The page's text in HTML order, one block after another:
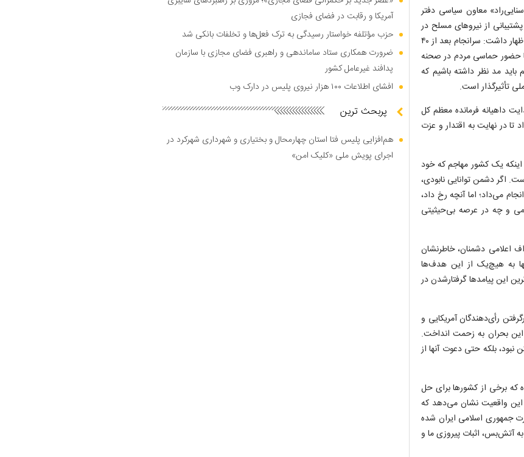
معاون سیاسی دفتر
از نیرو‌های مسلح در
۴۰ روز مقاومت و تاب‌آوری ملی مقابل دشمن آمریکایی صهیونی پرداخت و اظهار داشت: سرانجام بعد از ۴۰
تا حضور حماسی مردم در صحنه
مد نظر داشته باشیم که
تأثیرگذار است.
داهیانه فرمانده معظم کل
تا در نهایت به اقتدار و عزت
یک کشور مهاجم که خود
اگر دشمن توانایی نابودی،
می‌داد؛ اما آنچه رخ داد،
و چه در عرصه بی‌حیثیتی
اعلامی دشمنان، خاطرنشان
به هیچ‌یک از این هدف‌ها
این پیامد‌ها گرفتارشدن در
رأی‌دهندگان آمریکایی و
بحران به زحمت انداخت.
نبود، بلکه حتی دعوت آنها از
که برخی از کشور‌ها برای حل
این واقعیت نشان می‌دهد که
جمهوری اسلامی ایران شده
آتش‌بس، اثبات پیروزی ما و
آمریکا و رقابت در فضای فجازی
حزب مؤتلفه خواستار رسیدگی به ترک فعل‌ها و تخلفات بانکی شد
ضرورت همکاری ستاد ساماندهی و راهبری فضای مجازی با سازمان
پدافند غیرعامل کشور
افشای اطلاعات ۱۰۰ هزار نیروی پلیس در دارک وب
پربحث ترین
هم‌افزایی پلیس فتا استان چهارمحال و بختیاری و شهرداری شهرکرد در
اجرای پویش ملی «کلیک امن»